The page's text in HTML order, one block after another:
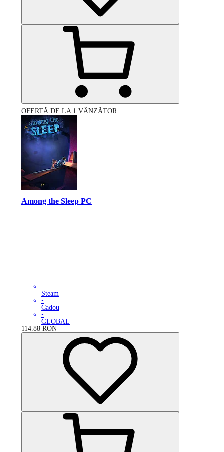
OFERTĂ DE LA 1 VÂNZĂTOR
Among the Sleep PC
Steam
•
Cadou
•
GLOBAL
114.88 RON